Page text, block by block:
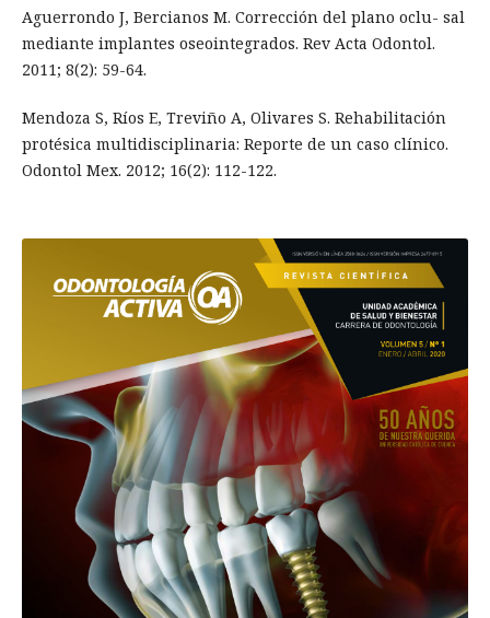
Aguerrondo J, Bercianos M. Corrección del plano oclu- sal
mediante implantes oseointegrados. Rev Acta Odontol.
2011; 8(2): 59-64.
Mendoza S, Ríos E, Treviño A, Olivares S. Rehabilitación
protésica multidisciplinaria: Reporte de un caso clínico.
Odontol Mex. 2012; 16(2): 112-122.